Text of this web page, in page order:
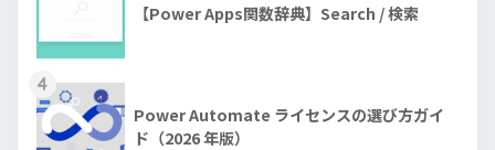
【Power Apps関数辞典】Search / 検索
4
Power Automate ライセンスの選び方ガイ
ド（2026 年版）